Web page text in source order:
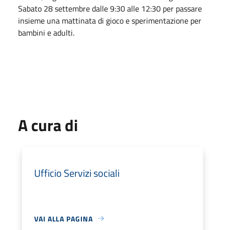
Sabato 28 settembre dalle 9:30 alle 12:30 per passare
insieme una mattinata di gioco e sperimentazione per
bambini e adulti.
A cura di
Ufficio Servizi sociali
VAI ALLA PAGINA